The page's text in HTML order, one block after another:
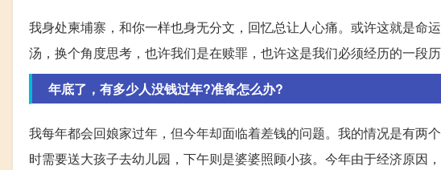
我身处柬埔寨，和你一样也身无分文，回忆总让人心痛。或许这就是命
汤，换个角度思考，也许我们是在赎罪，也许这是我们必须经历的一段历
年底了，有多少人没钱过年?准备怎么办?
我每年都会回娘家过年，但今年却面临着差钱的问题。我的情况是有两
时需要送大孩子去幼儿园，下午则是婆婆照顾小孩。今年由于经济原因